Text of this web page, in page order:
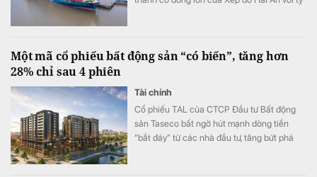
Một mã cổ phiếu bất động sản “có biến”, tăng hơn
28% chỉ sau 4 phiên
Tài chính
Cổ phiếu TAL của CTCP Đầu tư Bất động
sản Taseco bất ngờ hút mạnh dòng tiền
“bắt đáy” từ các nhà đầu tư, tăng bứt phá